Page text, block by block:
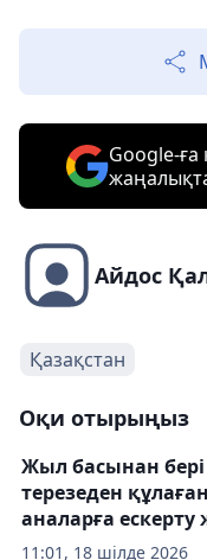
Google-
Айдос
Қазақстан
Оқи отырыңыз
11:01, 18 шілде 2026
Жыл басынан бері
терезеден
аналарға